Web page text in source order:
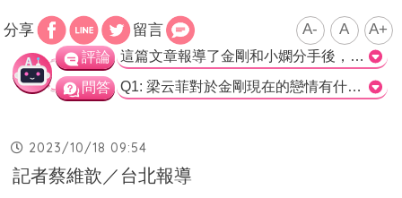
分享 留言 A- A A+
評論 這篇文章報導了金剛和小嫻分手後，他被讀者拍到與一名新對象一同出現的消息。根據文章描述，這位女子的外貌和金剛曾經交往的梁云菲相似，兩人在中和環球購物中心排隊買咖啡時看起來也相當熟悉。對於此事，梁云菲以冷淡的態度回應，不願多加評論。 從這篇文章中，我們可以看到金剛與新對象的相處狀況。儘管這位新對象和他的前女友梁云菲頗相似，金剛和她之間似乎建立了一定的熟悉感。此外，我們也看到梁云菲對於這個消息的冷漠回應，顯示她對金剛的事務並不感興趣，並不願意多說。這或許暗示著金剛和梁云菲之間的感情早已破裂，而他的新對象可能已經填補了這個空缺。 然而，需要注意的是，這篇文章並未提供對於金剛和新對象關係的確切證據，僅僅依靠讀者拍到的一張照片來推測。這並不足夠證明兩人之間的關係，因此需要更多的證據來支持這個推測。 整體而言，這篇文章報導了金剛新對象的出現，以及梁云菲對此事的不以為意。然而，由於缺乏確切的證據，我們對於金剛和新對象的關係仍需更多資訊才能作出確切的判斷。>
問答 Q1: 梁云菲對於金剛現在的戀情有什麼態度？ a) 祝福金剛 b) 冷淡回應 c) 高興適應新環境 正確解答: b) 冷淡回應 Q2: 金剛在台灣時被目擊的新對象是誰？ a) 梁云菲 b) 讀者 c) 一名年約2、30歲的女子 正確解答: c) 一名年約2、30歲的女子 Q3: 金剛和新對象在購物中心做了什麼？ a) 一起排隊買咖啡 b) 一起購物 c) 一起吃午餐 正確解答: a) 一起排隊買咖啡
2023/10/18 09:54
記者蔡維歆／台北報導